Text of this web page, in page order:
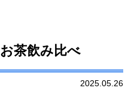
茶飲み比べ
2025.05.26